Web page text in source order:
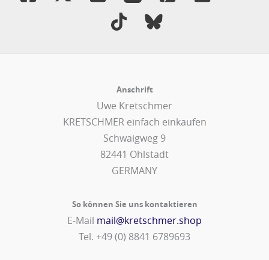
Anschrift
Uwe Kretschmer
KRETSCHMER einfach einkaufen
Schwaigweg 9
82441 Ohlstadt
GERMANY
So können Sie uns kontaktieren
E-Mail mail@kretschmer.shop
Tel. +49 (0) 8841 6789693‬